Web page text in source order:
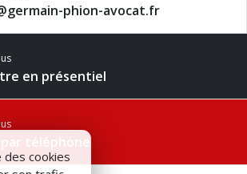
phion-avocat.fr
en présentiel
par téléphone
des cookies